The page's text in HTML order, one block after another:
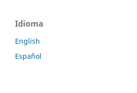
Idioma
English
Español